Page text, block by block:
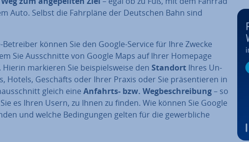
Auto. Selbst die Fahrpläne der Deutschen Bahn sind
Betreiber können Sie den Google-Service für Ihre Zwecke
Sie Aus­schnit­te von Google Maps auf Ihrer Homepage
markieren Sie bei­spiels­wei­se den Standort Ihres Un­
Hotels, Geschäfts oder Ihrer Praxis oder Sie prä­sen­tie­ren in
gleich eine Anfahrts- bzw. Weg­be­schrei­bung– so
es Ihren Usern, zu Ihnen zu finden. Wie können Sie Google
und welche Be­din­gun­gen gelten für die ge­werb­li­che